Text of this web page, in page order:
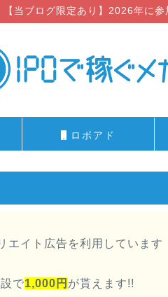
【当ブログ限定あり】2026年に
ロボアド
エイト広告を利用しています
で1,000円 が貰えます!!